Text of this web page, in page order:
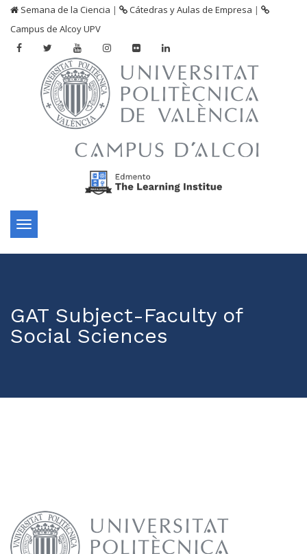
Semana de la Ciencia | Cátedras y Aulas de Empresa |
Campus de Alcoy UPV
Toggle
navigation
GAT Subject-Faculty of
Social Sciences